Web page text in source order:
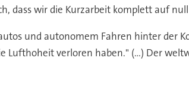
dass wir die Kurzarbeit komplett auf
und autonomem Fahren hinter der
Lufthoheit verloren haben." (...) Der